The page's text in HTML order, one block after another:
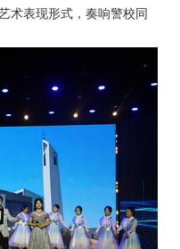
术表现形式，奏响警校同